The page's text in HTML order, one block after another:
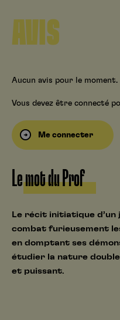
AVIS
Aucun avis pour le moment.
Vous devez être connecté
Me connecter
Le mot du Prof
Le récit initiatique d’un
combat furieusement
en domptant ses
étudier la nature
et puissant.